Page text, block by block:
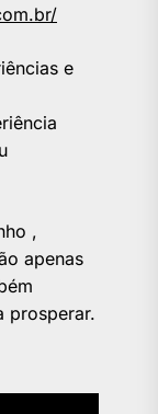
e
,
apenas
prosperar.